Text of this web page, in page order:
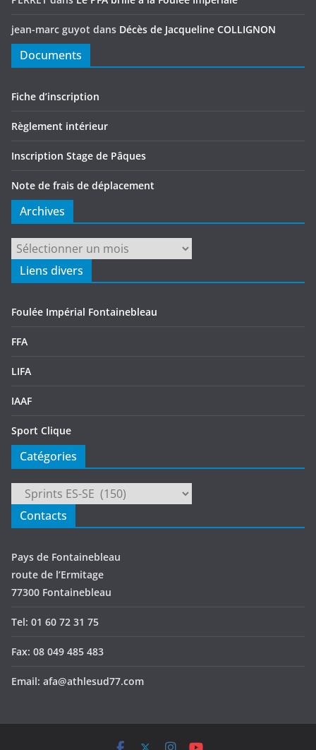
jean-marc guyot dans Décès de Jacqueline COLLIGNON
Documents
Fiche d’inscription
Règlement intérieur
Inscription Stage de Pâques
Note de frais de déplacement
Archives
Archives
Liens divers
Foulée Impérial Fontainebleau
FFA
LIFA
IAAF
Sport Clique
Catégories
Catégories
Contacts
Pays de Fontainebleau
route de l’Ermitage
77300 Fontainebleau
Tel: 01 60 72 31 75
Fax: 08 049 485 483
Email: afa@athlesud77.com